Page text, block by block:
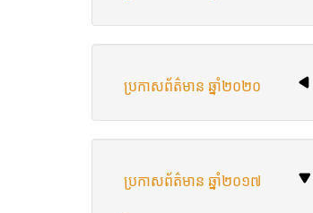
ប្រកាសព័ត៌មាន ឆ្នាំ​២០២០
ប្រកាសព័ត៌មាន​ ឆ្នាំ​២០១៧